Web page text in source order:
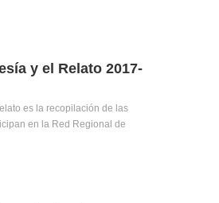
y el Relato 2017-
es la recopilación de las
en la Red Regional de